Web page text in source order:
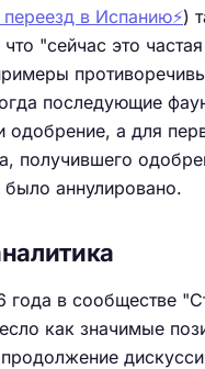
переезд в Испанию⚡️)
"сейчас это
последующие
одобрение, а для
получившего
аннулировано.
года в сообществе
как значимые